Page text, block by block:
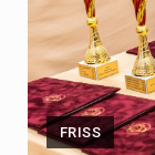
FRISS